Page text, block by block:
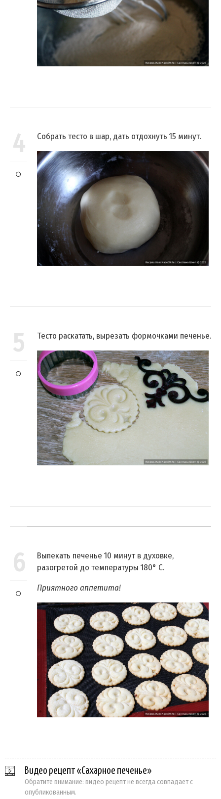
4 Собрать тесто в шар, дать отдохнуть 15 минут.
5 Тесто раскатать, вырезать формочками печенье.
6
Выпекать печенье 10 минут в духовке,
разогретой до температуры 180° C.
Приятного аппетита!
Видео рецепт «Сахарное печенье»
Обратите внимание: видео рецепт не всегда совпадает с
опубликованным.